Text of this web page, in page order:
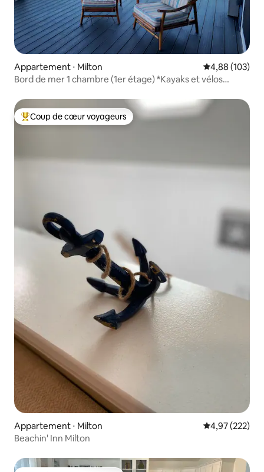
Appartement ⋅ Milton Évaluation
4,88 (103)
Bord de mer 1 chambre (1er étage) *Kayaks et vélos
Coups de cœur voyageurs les plus appréciés
Coup de cœur voyageurs
Appartement ⋅ Milton Évaluation
4,97 (222)
Beachin' Inn Milton